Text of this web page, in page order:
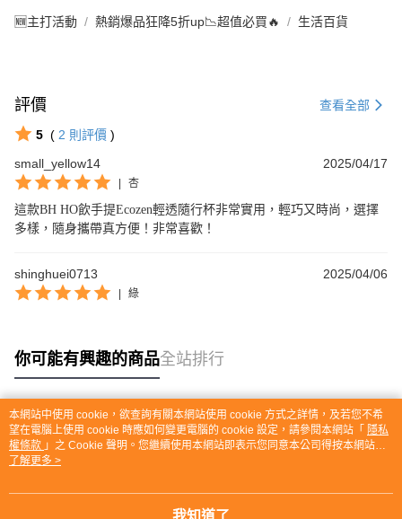
🆕主打活動 熱銷爆品狂降5折up📉超值必買🔥 生活百貨
評價 查看全部
5 ( 2 則評價 )
small_yellow14
2025/04/17
杏
這款BH HO飲手提Ecozen輕透隨行杯非常實用，輕巧又時尚，選擇
多樣，隨身攜帶真方便！非常喜歡！
shinghuei0713 2025/04/06
綠
你可能有興趣的商品全站排行
熱門標籤
本網站中使用 cookie，欲查詢有關本網站使用 cookie 方式之詳情，及若您不希
望在電腦上使用 cookie 時應如何變更電腦的 cookie 設定，請參閱本網站「 隱私
權條款 」之 Cookie 聲明。您繼續使用本網站即表示您同意本公司得按本網站使
用條款之 Cookie 聲明使用 cookie。
了解更多 >
我知道了